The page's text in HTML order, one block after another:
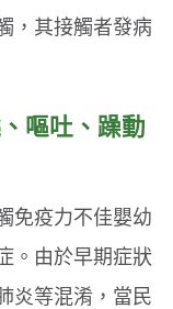
，其接觸者發病
嘔吐、躁動
免疫力不佳嬰幼
。由於早期症狀
炎等混淆，當民